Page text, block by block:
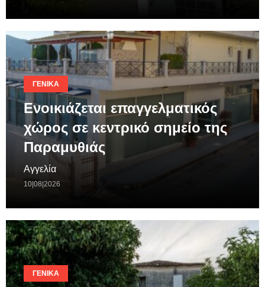
ΓΕΝΙΚΆ
Ενοικιάζεται επαγγελματικός
χώρος σε κεντρικό σημείο της
Παραμυθιάς
Αγγελία
10|08|2026
ΓΕΝΙΚΆ